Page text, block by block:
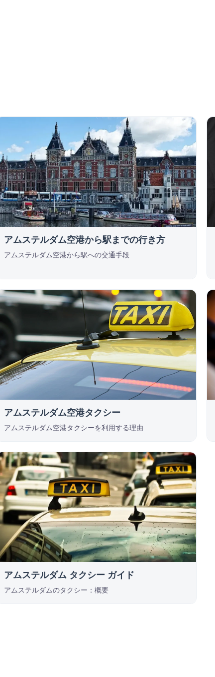
アムステルダム空港から駅までの行き方
アムステルダム空港から駅への交通手段
アムステルダム空港タクシー
アムステルダム空港タクシーを利用する理由
アムステルダム タクシー ガイド
アムステルダムのタクシー：概要